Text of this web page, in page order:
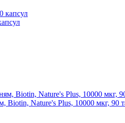
Biotin, Nature's Plus, 10000 мкг, 90